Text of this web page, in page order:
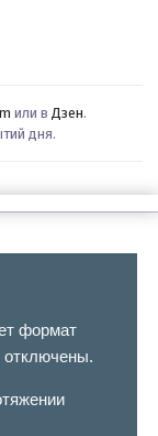
или в Дзен.
дня.
формат
отключены.